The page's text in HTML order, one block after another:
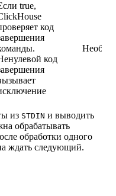
true,
код
код
из STDIN и выводить
обрабатывать
обработки одного
ждать следующий.